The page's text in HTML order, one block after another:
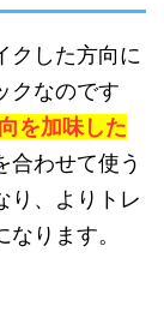
クした方向に
クなのです
を加味した
合わせて使う
り、よりトレ
ります。